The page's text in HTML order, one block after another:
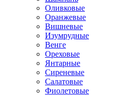
Оливковые
Оранжевые
Вишневые
Изумрудные
Венге
Ореховые
Янтарные
Сиреневые
Салатовые
Фиолетовые